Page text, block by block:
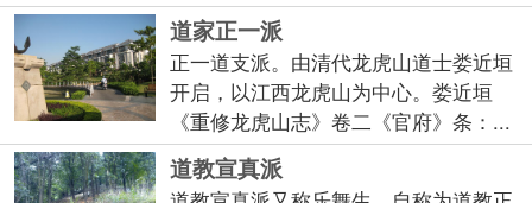
道家正一派
正一道支派。由清代龙虎山道士娄近垣
开启，以江西龙虎山为中心。娄近垣
《重修龙虎山志》卷二《官府》条：...
道教宣真派